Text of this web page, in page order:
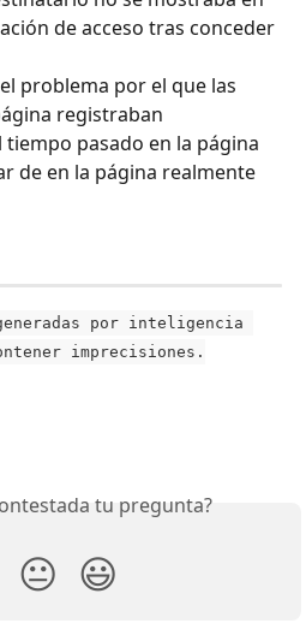
de acceso tras conceder
problema por el que las
registraban
pasado en la página
de en la página realmente
por inteligencia
imprecisiones.
tu pregunta?
😐 😃